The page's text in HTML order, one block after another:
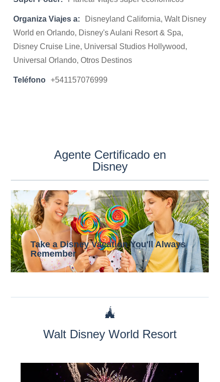
Organiza Viajes a:
Disneyland California, Walt Disney
World en Orlando, Disney's Aulani Resort & Spa,
Disney Cruise Line, Universal Studios Hollywood,
Universal Orlando, Otros Destinos
Teléfono +541157076999